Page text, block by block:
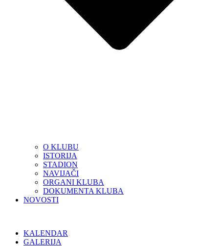
O KLUBU
ISTORIJA
STADION
NAVIJAČI
ORGANI KLUBA
DOKUMENTA KLUBA
NOVOSTI
KALENDAR
GALERIJA